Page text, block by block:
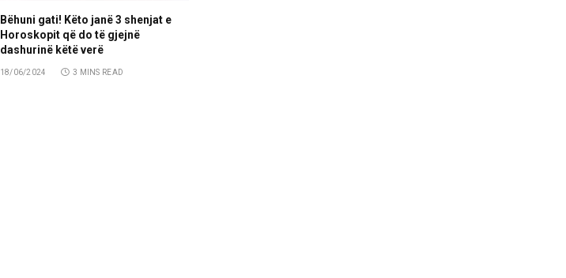
Bëhuni gati! Këto janë 3 shenjat e
Horoskopit që do të gjejnë
dashurinë këtë verë
18/06/2024 3 MINS READ